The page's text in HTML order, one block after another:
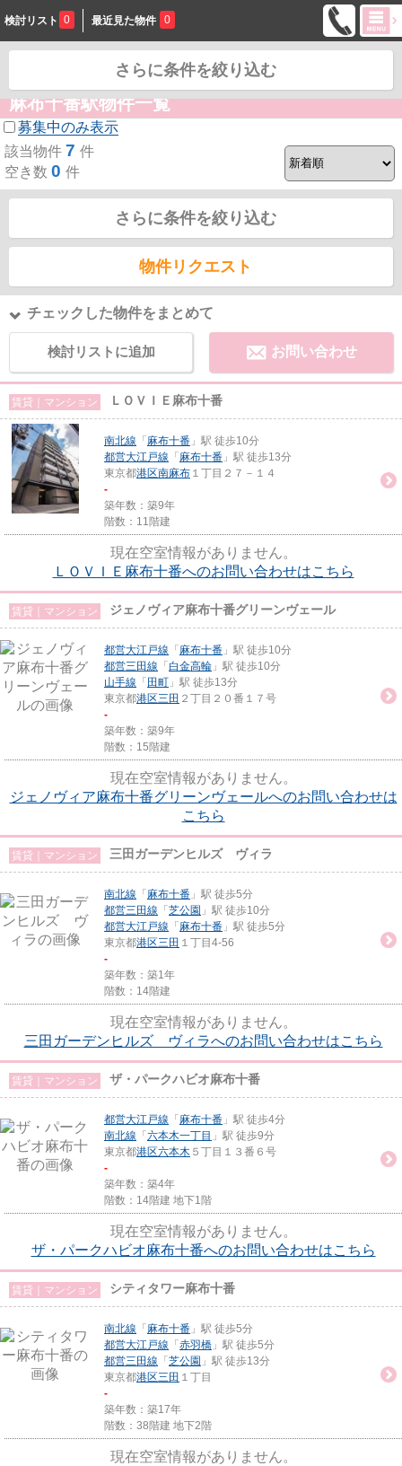
検討リスト 0 最近見た物件 0
麻布十番駅物件一覧
募集中のみ表示
該当物件 7 件
空き数 0 件
さらに条件を絞り込む
物件リクエスト
チェックした物件をまとめて
検討リストに追加 お問い合わせ
賃貸｜マンション ＬＯＶＩＥ麻布十番
南北線 「 麻布十番 」駅 徒歩10分
都営大江戸線 「 麻布十番 」駅 徒歩13分
東京都港区南麻布 １丁目２７－１４
-
築年数：築9年
階数：11階建
現在空室情報がありません。
ＬＯＶＩＥ麻布十番へのお問い合わせはこちら
賃貸｜マンション ジェノヴィア麻布十番グリーンヴェール
都営大江戸線 「 麻布十番 」駅 徒歩10分
都営三田線 「 白金高輪 」駅 徒歩10分
山手線 「 田町 」駅 徒歩13分
東京都港区三田 ２丁目２０番１７号
-
築年数：築9年
階数：15階建
現在空室情報がありません。
ジェノヴィア麻布十番グリーンヴェールへのお問い合わせは
こちら
賃貸｜マンション 三田ガーデンヒルズ ヴィラ
南北線 「 麻布十番 」駅 徒歩5分
都営三田線 「 芝公園 」駅 徒歩10分
都営大江戸線 「 麻布十番 」駅 徒歩5分
東京都港区三田 １丁目4-56
-
築年数：築1年
階数：14階建
現在空室情報がありません。
三田ガーデンヒルズ ヴィラへのお問い合わせはこちら
賃貸｜マンション ザ・パークハビオ麻布十番
都営大江戸線 「 麻布十番 」駅 徒歩4分
南北線 「 六本木一丁目 」駅 徒歩9分
東京都港区六本木 ５丁目１３番６号
-
築年数：築4年
階数：14階建 地下1階
現在空室情報がありません。
ザ・パークハビオ麻布十番へのお問い合わせはこちら
賃貸｜マンション シティタワー麻布十番
南北線 「 麻布十番 」駅 徒歩5分
都営大江戸線 「 赤羽橋 」駅 徒歩5分
都営三田線 「 芝公園 」駅 徒歩13分
東京都港区三田 １丁目
-
築年数：築17年
階数：38階建 地下2階
現在空室情報がありません。
さらに条件を絞り込む